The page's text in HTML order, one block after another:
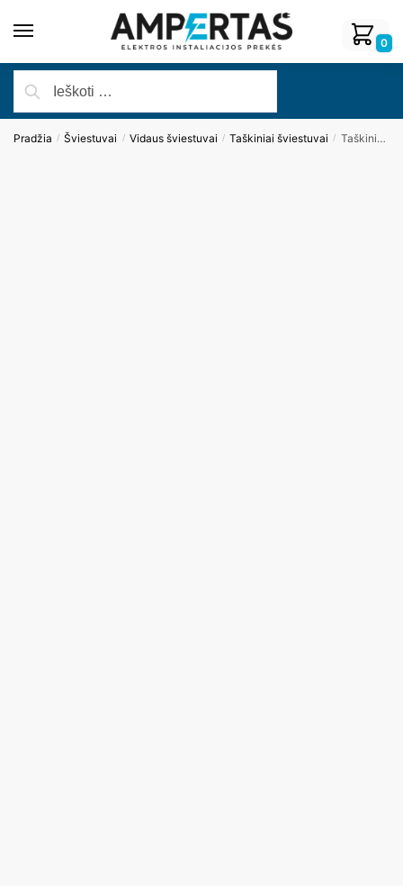
0
Pradžia / Šviestuvai / Vidaus šviestuvai / Taškiniai šviestuvai / Taškinis šviestuvas PLAZMA H0088